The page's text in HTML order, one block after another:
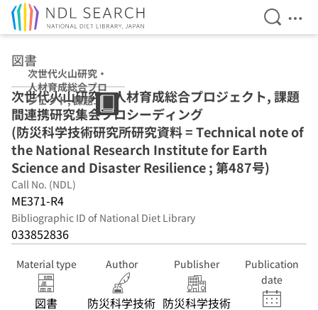
Open
図書
次世代火山研究・
人材育成総合プロ
ジェクト, 課題間
連携研究集会プロ
シーディング (防
災科学技術研究所
研究資料 =
Technical note
of the National
Research
Institute for
Earth Science
and Disaster
Resilience ; 第
487号)
次世代火山研究・人材育成総合プロジェクト, 課題
間連携研究集会プロシーディング
(防災科学技術研究所研究資料 = Technical note of
the National Research Institute for Earth
Science and Disaster Resilience ; 第487号)
Call No. (NDL)
ME371-R4
Bibliographic ID of National Diet Library
033852836
Material type
図書
Author
防災科学技術
Publisher
防災科学技術
Publication
date